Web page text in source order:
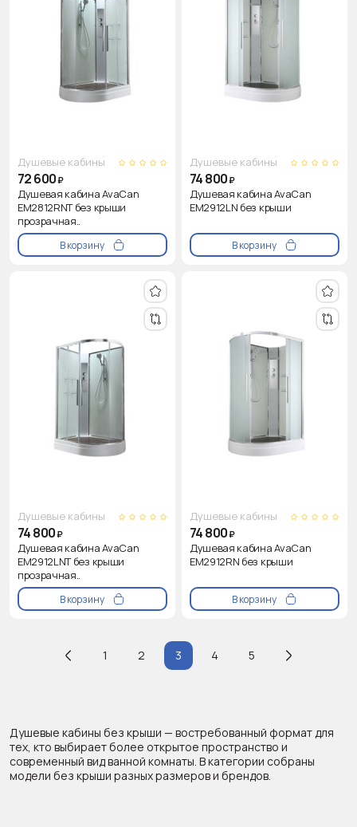
Душевые кабины
72 600₽
Душевая кабина AvaCan
EM2812RNT без крыши
прозрачная..
В корзину
Душевые кабины
74 800₽
Душевая кабина AvaCan
EM2912LN без крыши
В корзину
Душевые кабины
74 800₽
Душевая кабина AvaCan
EM2912LNT без крыши
прозрачная..
В корзину
Душевые кабины
74 800₽
Душевая кабина AvaCan
EM2912RN без крыши
В корзину
1 2 3 4 5
Душевые кабины без крыши — востребованный формат для
тех, кто выбирает более открытое пространство и
современный вид ванной комнаты. В категории собраны
модели без крыши разных размеров и брендов.